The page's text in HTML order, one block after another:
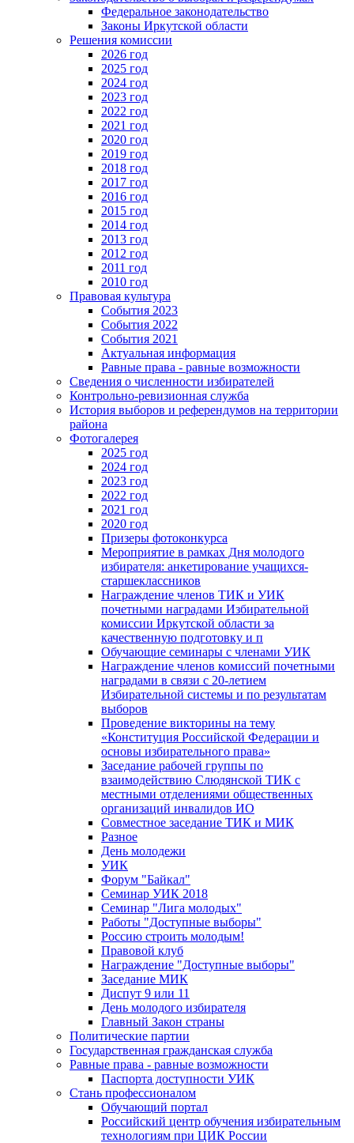
Федеральное законодательство
Законы Иркутской области
Решения комиссии
2026 год
2025 год
2024 год
2023 год
2022 год
2021 год
2020 год
2019 год
2018 год
2017 год
2016 год
2015 год
2014 год
2013 год
2012 год
2011 год
2010 год
Правовая культура
События 2023
События 2022
События 2021
Актуальная информация
Равные права - равные возможности
Сведения о численности избирателей
Контрольно-ревизионная служба
История выборов и референдумов на территории
района
Фотогалерея
2025 год
2024 год
2023 год
2022 год
2021 год
2020 год
Призеры фотоконкурса
Мероприятие в рамках Дня молодого
избирателя: анкетирование учащихся-
старшеклассников
Награждение членов ТИК и УИК
почетными наградами Избирательной
комиссии Иркутской области за
качественную подготовку и п
Обучающие семинары с членами УИК
Награждение членов комиссий почетными
наградами в связи с 20-летием
Избирательной системы и по результатам
выборов
Проведение викторины на тему
«Конституция Российской Федерации и
основы избирательного права»
Заседание рабочей группы по
взаимодействию Слюдянской ТИК с
местными отделениями общественных
организаций инвалидов ИО
Совместное заседание ТИК и МИК
Разное
День молодежи
УИК
Форум "Байкал"
Семинар УИК 2018
Семинар "Лига молодых"
Работы "Доступные выборы"
Россию строить молодым!
Правовой клуб
Награждение "Доступные выборы"
Заседание МИК
Диспут 9 или 11
День молодого избирателя
Главный Закон страны
Политические партии
Государственная гражданская служба
Равные права - равные возможности
Паспорта доступности УИК
Стань профессионалом
Обучающий портал
Российский центр обучения избирательным
технологиям при ЦИК России